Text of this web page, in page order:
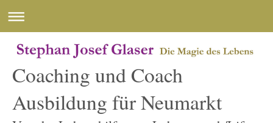
Coaching und Coach
Ausbildung für Neumarkt